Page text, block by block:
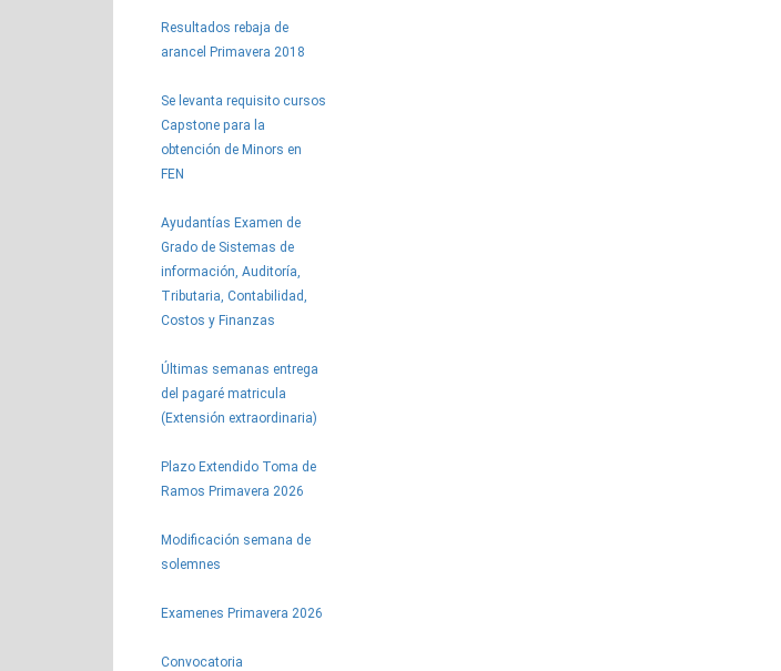
Resultados rebaja de
arancel Primavera 2018
Se levanta requisito cursos
Capstone para la
obtención de Minors en
FEN
Ayudantías Examen de
Grado de Sistemas de
información, Auditoría,
Tributaria, Contabilidad,
Costos y Finanzas
Últimas semanas entrega
del pagaré matricula
(Extensión extraordinaria)
Plazo Extendido Toma de
Ramos Primavera 2026
Modificación semana de
solemnes
Examenes Primavera 2026
Convocatoria